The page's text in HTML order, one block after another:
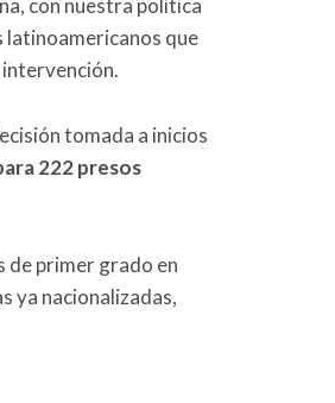
latinoamericanos que
intervención.
tomada a inicios
222 presos
de primer grado en
ya nacionalizadas,